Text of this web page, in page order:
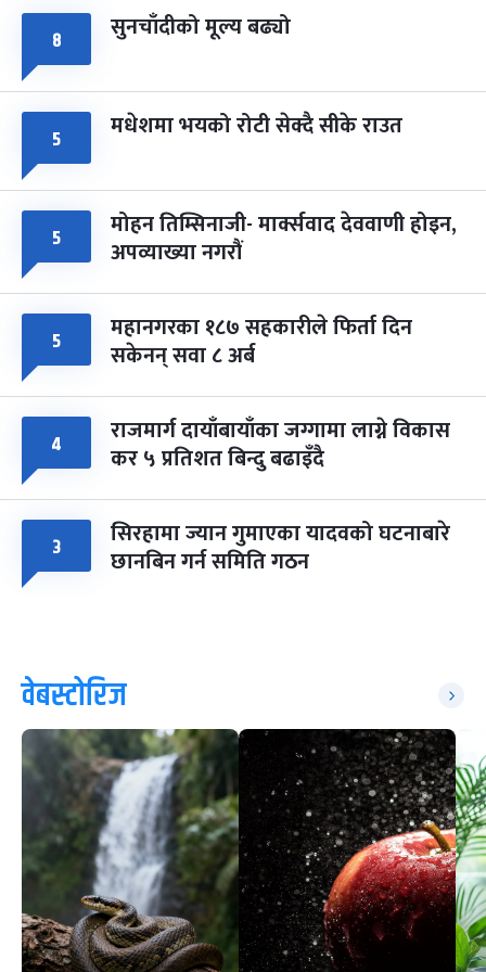
८ सुनचाँदीको मूल्य बढ्यो
५ मधेशमा भयको रोटी सेक्दै सीके राउत
५ मोहन तिम्सिनाजी- मार्क्सवाद देववाणी होइन,
अपव्याख्या नगरौं
५ महानगरका १८७ सहकारीले फिर्ता दिन
सकेनन् सवा ८ अर्ब
४ राजमार्ग दायाँबायाँका जग्गामा लाग्ने विकास
कर ५ प्रतिशत बिन्दु बढाइँदै
३ सिरहामा ज्यान गुमाएका यादवको घटनाबारे
छानबिन गर्न समिति गठन
वेबस्टोरिज